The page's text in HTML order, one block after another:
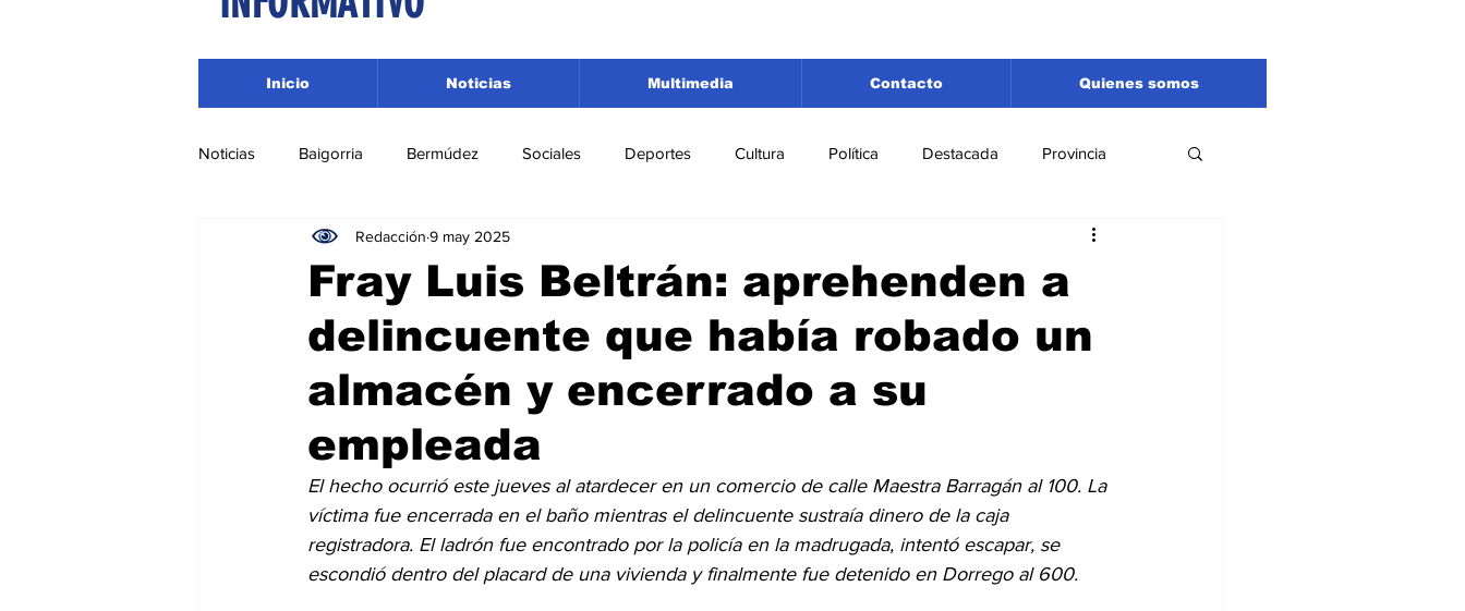
Inicio Noticias Multimedia Contacto Quienes somos
Noticias Baigorria Bermúdez Sociales Deportes Cultura Política Destacada Provincia
Nacionales Beltrán San Lorenzo Santa Fe
Roldán Departamento San Lorenzo Pujato Turismo Economía Liga Sanlorencina
Asociación Rosarina de Fútbol
Fray Luis Beltrán: aprehenden a
delincuente que había robado un
almacén y encerrado a su
empleada
Redacción 9 may 2025
El hecho ocurrió este jueves al atardecer en un comercio de calle Maestra Barragán al 100. La
víctima fue encerrada en el baño mientras el delincuente sustraía dinero de la caja
registradora. El ladrón fue encontrado por la policía en la madrugada, intentó escapar, se
escondió dentro del placard de una vivienda y finalmente fue detenido en Dorrego al 600.